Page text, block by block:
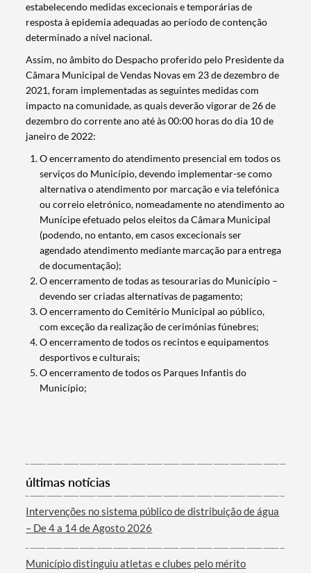
Termo de Pesquisa
Filtros
estabelecendo medidas excecionais e temporárias de
resposta à epidemia adequadas ao período de contenção
determinado a nível nacional.
Assim, no âmbito do Despacho proferido pelo Presidente da
Câmara Municipal de Vendas Novas em 23 de dezembro de
2021, foram implementadas as seguintes medidas com
impacto na comunidade, as quais deverão vigorar de 26 de
dezembro do corrente ano até às 00:00 horas do dia 10 de
janeiro de 2022:
O encerramento do atendimento presencial em todos os
serviços do Município, devendo implementar-se como
alternativa o atendimento por marcação e via telefónica
ou correio eletrónico, nomeadamente no atendimento ao
Munícipe efetuado pelos eleitos da Câmara Municipal
(podendo, no entanto, em casos excecionais ser
agendado atendimento mediante marcação para entrega
de documentação);
O encerramento de todas as tesourarias do Município –
devendo ser criadas alternativas de pagamento;
O encerramento do Cemitério Municipal ao público,
com exceção da realização de cerimónias fúnebres;
O encerramento de todos os recintos e equipamentos
desportivos e culturais;
O encerramento de todos os Parques Infantis do
Município;
últimas notícias
Intervenções no sistema público de distribuição de água
– De 4 a 14 de Agosto 2026
Município distinguiu atletas e clubes pelo mérito